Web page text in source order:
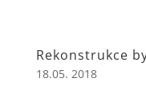
Rekonstrukce
18.05. 2018